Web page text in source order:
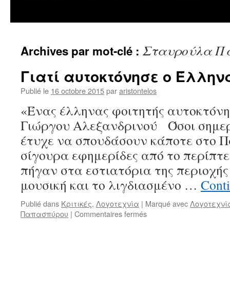
Archives par mot-clé : Σταυρούλα
Γιατί αυτοκτόνησε ο
Publié le 16 octobre 2015pararistontelos
«Ένας έλληνας φοιτητής
Γιώργου Αλεξανδρινού Όσοι
έτυχε να σπουδάσουν κάποτε στο
σίγουρα εφημερίδες από το
πήγαν στα εστιατόρια της
μουσική και το λιγδιασμένο …
Publié dans Κριτικές, Λογοτεχνία | Marqué avec
Παπασπύρου | Commentaires ferméssur